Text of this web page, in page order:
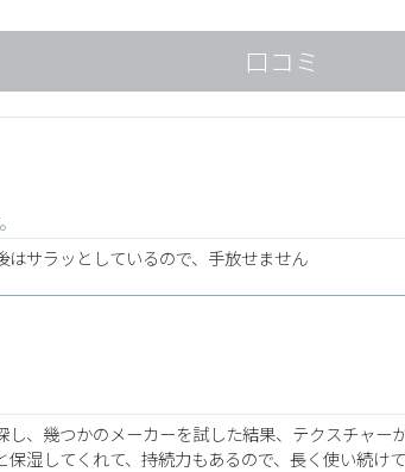
口コミ
はサラッとしているので、手放せません
し、幾つかのメーカーを試した結果、テクスチャ
湿してくれて、持続力もあるので、長く使い続けて